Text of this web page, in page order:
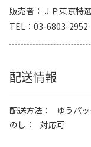
販売者
ＪＰ東京特
TEL
03-6803-2952
配送情報
配送方法
ゆうパ
のし
対応可